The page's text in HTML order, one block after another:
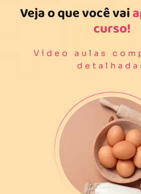
Veja o que você vai
curso!
Vídeo aulas